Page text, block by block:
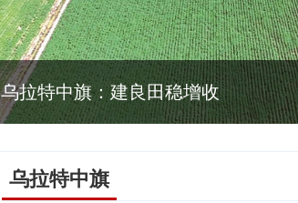
乌拉特中旗：建良田稳增收
乌拉特中旗